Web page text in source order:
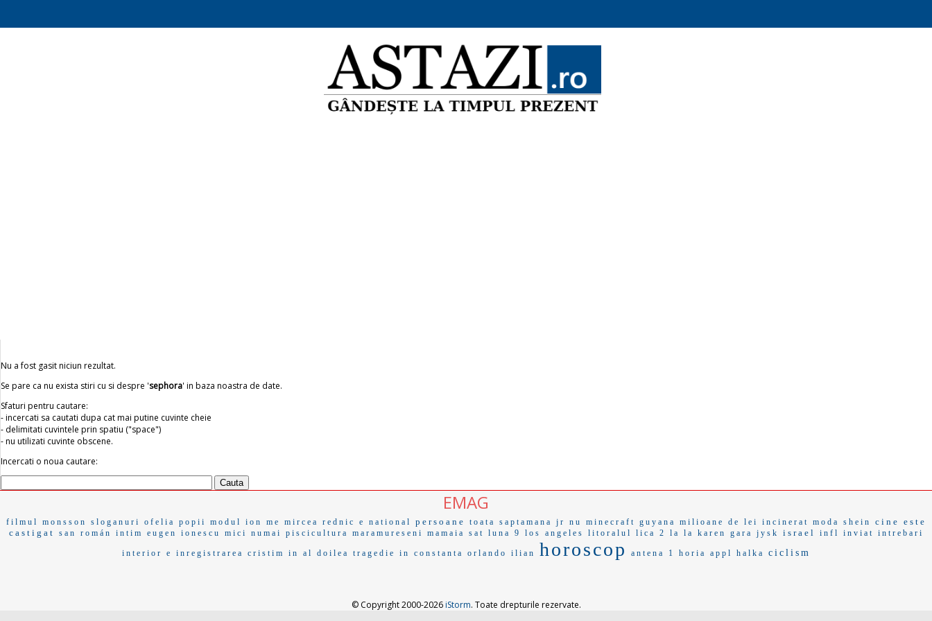
Nu a fost gasit niciun rezultat.
Se pare ca nu exista stiri cu si despre 'sephora' in baza noastra de date.
Sfaturi pentru cautare:
- incercati sa cautati dupa cat mai putine cuvinte cheie
- delimitati cuvintele prin spatiu ("space")
- nu utilizati cuvinte obscene.
Incercati o noua cautare:
EMAG
filmul monsson sloganuri ofelia popii modul ion me mircea rednic e national persoane toata saptamana jr nu minecraft guyana milioane de lei incinerat moda shein
cine este
castigat
san román intim eugen ionescu mici numai piscicultura maramureseni mamaia sat luna 9 los angeles litoralul lica 2 la la karen gara jysk israel infl inviat intrebari
interior e inregistrarea cristim in al doilea tragedie in constanta orlando ilian horoscop antena 1 horia appl halka ciclism
© Copyright 2000-2026iStorm. Toate drepturile rezervate.